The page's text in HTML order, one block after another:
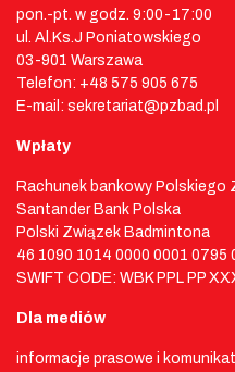
pon.-pt. w godz. 9:00-17:00
ul. Al.Ks.J Poniatowskiego
03-901 Warszawa
Telefon: +48 575 905 675
E-mail: sekretariat@pzbad.pl
Wpłaty
Rachunek bankowy Polskiego
Santander Bank Polska
Polski Związek Badmintona
46 1090 1014 0000 0001 0795
SWIFT CODE: WBK PPL PP
Dla mediów
informacje prasowe i